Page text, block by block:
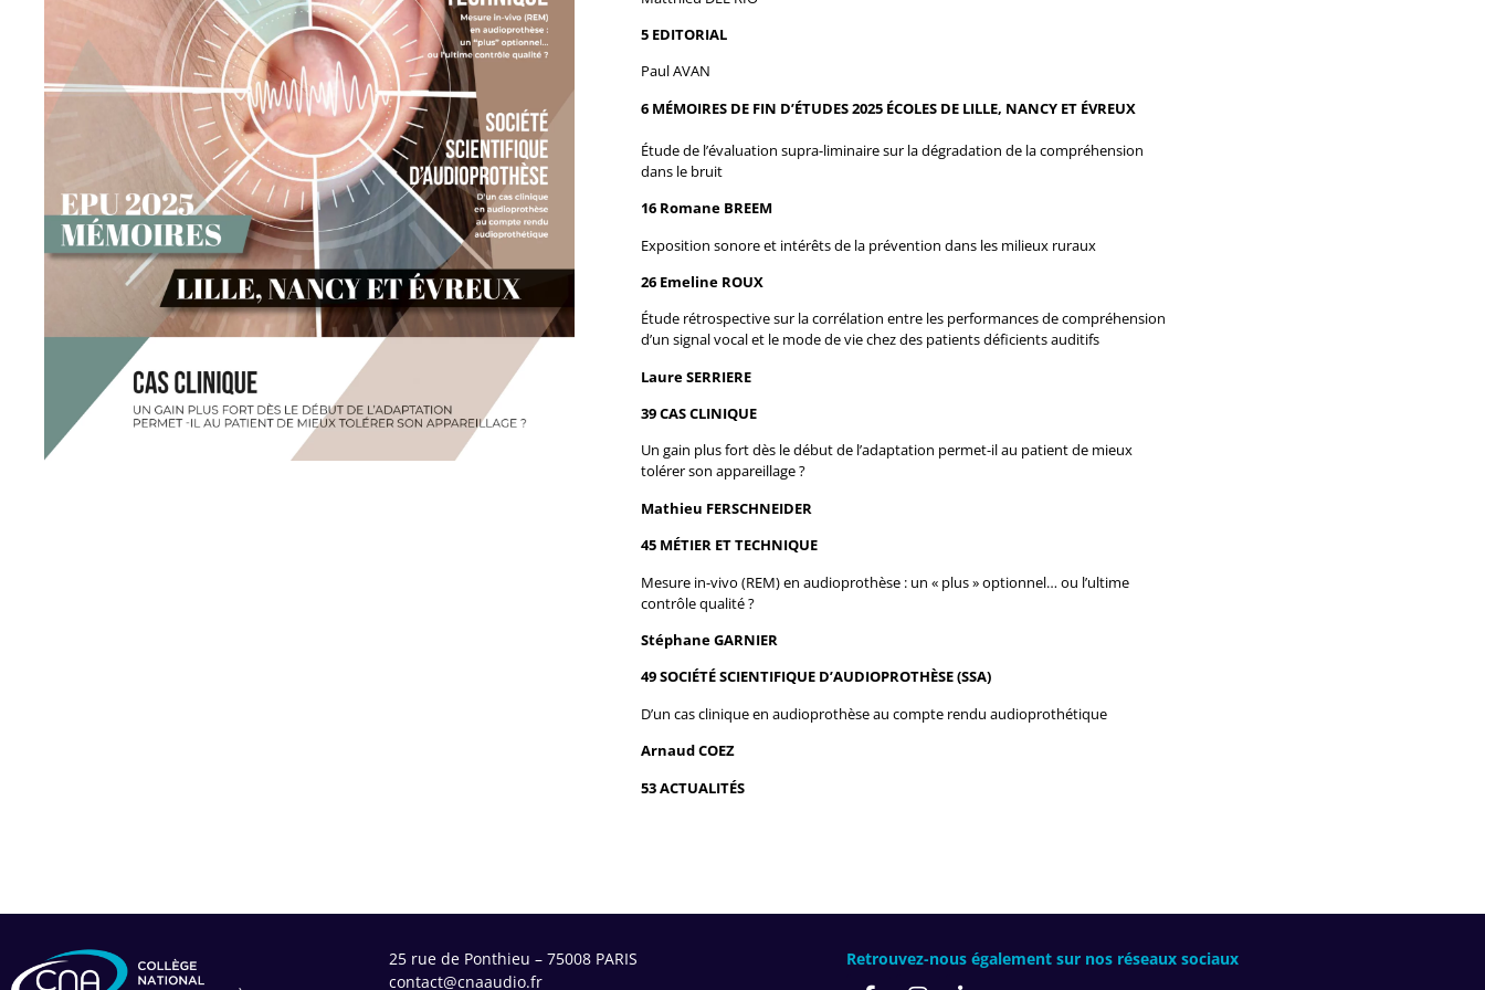
5 EDITORIAL
Paul AVAN
6 MÉMOIRES DE FIN D’ÉTUDES 2025 ÉCOLES DE LILLE, NANCY ET ÉVREUX
Étude de l’évaluation supra-liminaire sur la dégradation de la compréhension
dans le bruit
16 Romane BREEM
Exposition sonore et intérêts de la prévention dans les milieux ruraux
26 Emeline ROUX
Étude rétrospective sur la corrélation entre les performances de compréhension
d’un signal vocal et le mode de vie chez des patients déficients auditifs
Laure SERRIERE
39 CAS CLINIQUE
Un gain plus fort dès le début de l’adaptation permet-il au patient de mieux
tolérer son appareillage ?
Mathieu FERSCHNEIDER
45 MÉTIER ET TECHNIQUE
Mesure in-vivo (REM) en audioprothèse : un « plus » optionnel… ou l’ultime
contrôle qualité ?
Stéphane GARNIER
49 SOCIÉTÉ SCIENTIFIQUE D’AUDIOPROTHÈSE (SSA)
D’un cas clinique en audioprothèse au compte rendu audioprothétique
Arnaud COEZ
53 ACTUALITÉS
25 rue de Ponthieu – 75008 PARIS
contact@cnaaudio.fr
Retrouvez-nous également sur nos réseaux sociaux